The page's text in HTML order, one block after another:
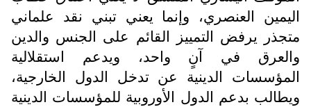
اليمين العنصري، وإنما يعني تبني نقد علماني
متجذر يرفض التمييز القائم على الجنس والدين
والعرق في آنٍ واحد، ويدعم استقلالية
المؤسسات الدينية عن تدخل الدول الخارجية،
ويطالب بدعم الدول الأوروبية للمؤسسات الدينية